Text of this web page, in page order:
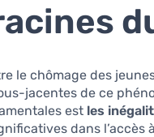
le chômage des
jacentes de ce
est les
dans l’accès